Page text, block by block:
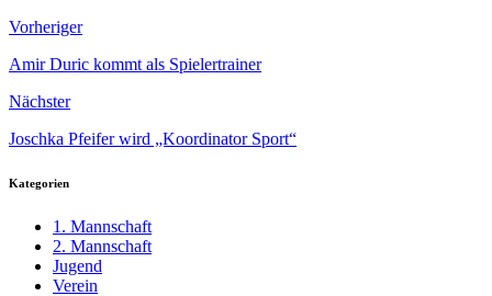
Vorheriger
Amir Duric kommt als Spielertrainer
Nächster
Joschka Pfeifer wird „Koordinator Sport“
Kategorien
1. Mannschaft
2. Mannschaft
Jugend
Verein